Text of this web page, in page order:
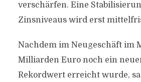
verschärfen. Eine
Zinsniveaus wird erst
Nachdem im Neugeschäft im
Milliarden Euro noch ein
Rekordwert erreicht wurde,